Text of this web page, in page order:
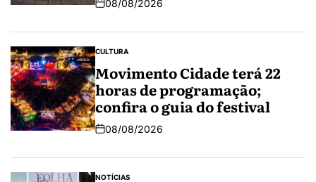
08/08/2026
CULTURA
Movimento Cidade terá 22
horas de programação;
confira o guia do festival
08/08/2026
NOTÍCIAS